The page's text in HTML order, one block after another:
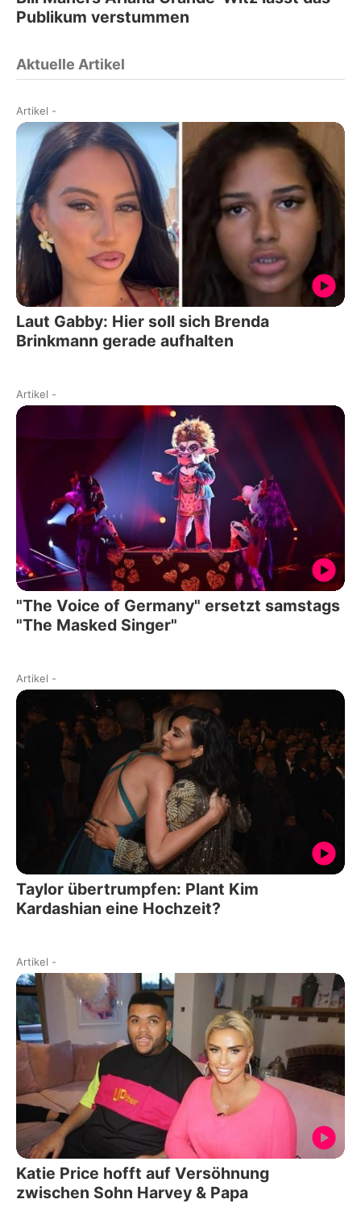
Publikum verstummen
Aktuelle Artikel
Artikel -
Laut Gabby: Hier soll sich Brenda
Brinkmann gerade aufhalten
Artikel -
"The Voice of Germany" ersetzt samstags
"The Masked Singer"
Artikel -
Taylor übertrumpfen: Plant Kim
Kardashian eine Hochzeit?
Artikel -
Katie Price hofft auf Versöhnung
zwischen Sohn Harvey & Papa